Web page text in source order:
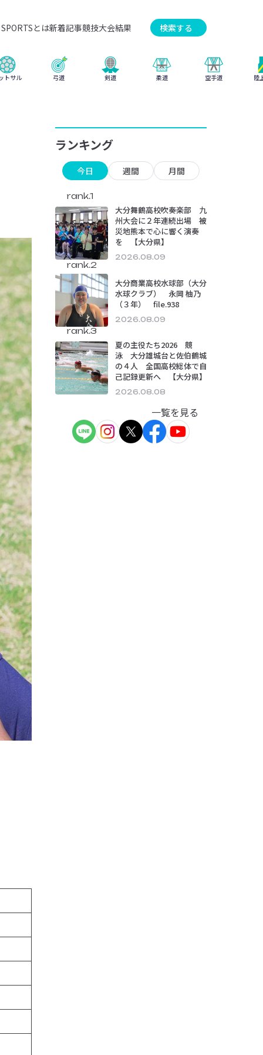
とは新着記事競技大会結果 検索する
トサル 弓道 剣道 柔道 空手道 陸
ランキング
今日 週間 月間
rank.1
大分舞鶴高校吹奏楽部 九
州大会に２年連続出場 被
災地熊本で心に響く演奏
を 【大分県】
2026.08.09
rank.2
大分商業高校水球部（大分
水球クラブ） 永岡 柚乃
（３年） file.938
2026.08.09
rank.3
夏の主役たち2026 競
泳 大分雄城台と佐伯鶴城
の４人 全国高校総体で自
己記録更新へ 【大分県】
2026.08.08
一覧を見る